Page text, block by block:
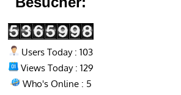
Users Today : 103
Views Today : 129
Who's Online : 5